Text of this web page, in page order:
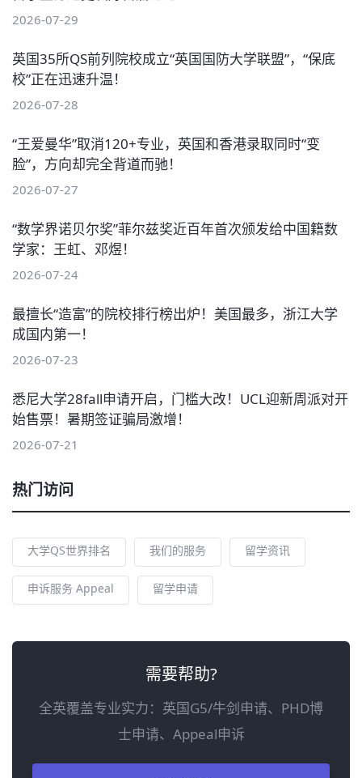
2026-07-29
英国35所QS前列院校成立“英国国防大学联盟”，“保底
校”正在迅速升温！
2026-07-28
“王爱曼华”取消120+专业，英国和香港录取同时“变
脸”，方向却完全背道而驰！
2026-07-27
“数学界诺贝尔奖”菲尔兹奖近百年首次颁发给中国籍数
学家：王虹、邓煜！
2026-07-24
最擅长“造富”的院校排行榜出炉！美国最多，浙江大学
成国内第一！
2026-07-23
悉尼大学28fall申请开启，门槛大改！UCL迎新周派对开
始售票！暑期签证骗局激增！
2026-07-21
热门访问
大学QS世界排名 我们的服务 留学资讯
申诉服务 Appeal 留学申请
需要帮助?
全英覆盖专业实力：英国G5/牛剑申请、PHD博
士申请、Appeal申诉